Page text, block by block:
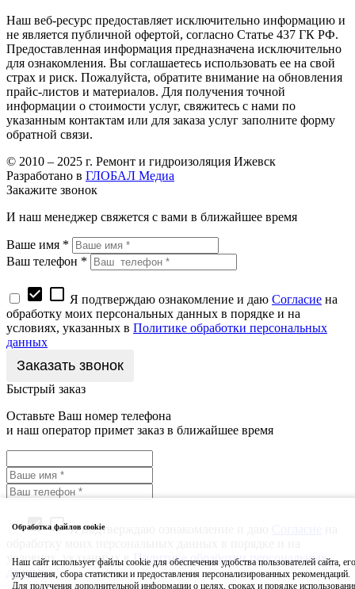
Наш веб-ресурс предоставляет исключительно информацию и
не является публичной офертой, согласно Статье 437 ГК РФ.
Предоставленная информация предназначена исключительно
для ознакомления. Вы соглашаетесь использовать ее на свой
страх и риск. Пожалуйста, обратите внимание на обновления
прайс-листов и материалов. Для получения точной
информации о стоимости услуг, свяжитесь с нами по
указанным контактам или для заказа услуг заполните форму
обратной связи.
© 2010 – 2025 г. Ремонт и гидроизоляция Ижевск
Разработано в ГЛОБАЛ Медиа
Закажите звонок
И наш менеджер свяжется с вами в ближайшее время
Ваше имя *
Ваш телефон *
check_box check_box_outline_blank Я подтверждаю ознакомление и даю Согласие на
обработку моих персональных данных в порядке и на
условиях, указанных в Политике обработки персональных
данных
Быстрый заказ
Оставьте Ваш номер телефона
и наш оператор примет заказ в ближайшее время
check_boxcheck_box_outline_blankЯ подтверждаю ознакомление и даю
условиях, указанных вПолитике обработки персональных
данных
Обработка файлов cookie
Наш сайт использует файлы cookie для обеспечения удобства пользователей сайта, его
улучшения, сбора статистики и предоставления персонализированных рекомендаций.
Для получения дополнительной информации о целях, сроках и порядке